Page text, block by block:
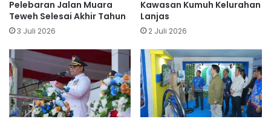
Pelebaran Jalan Muara
Teweh Selesai Akhir Tahun
3 Juli 2026
Kawasan Kumuh Kelurahan
Lanjas
2 Juli 2026